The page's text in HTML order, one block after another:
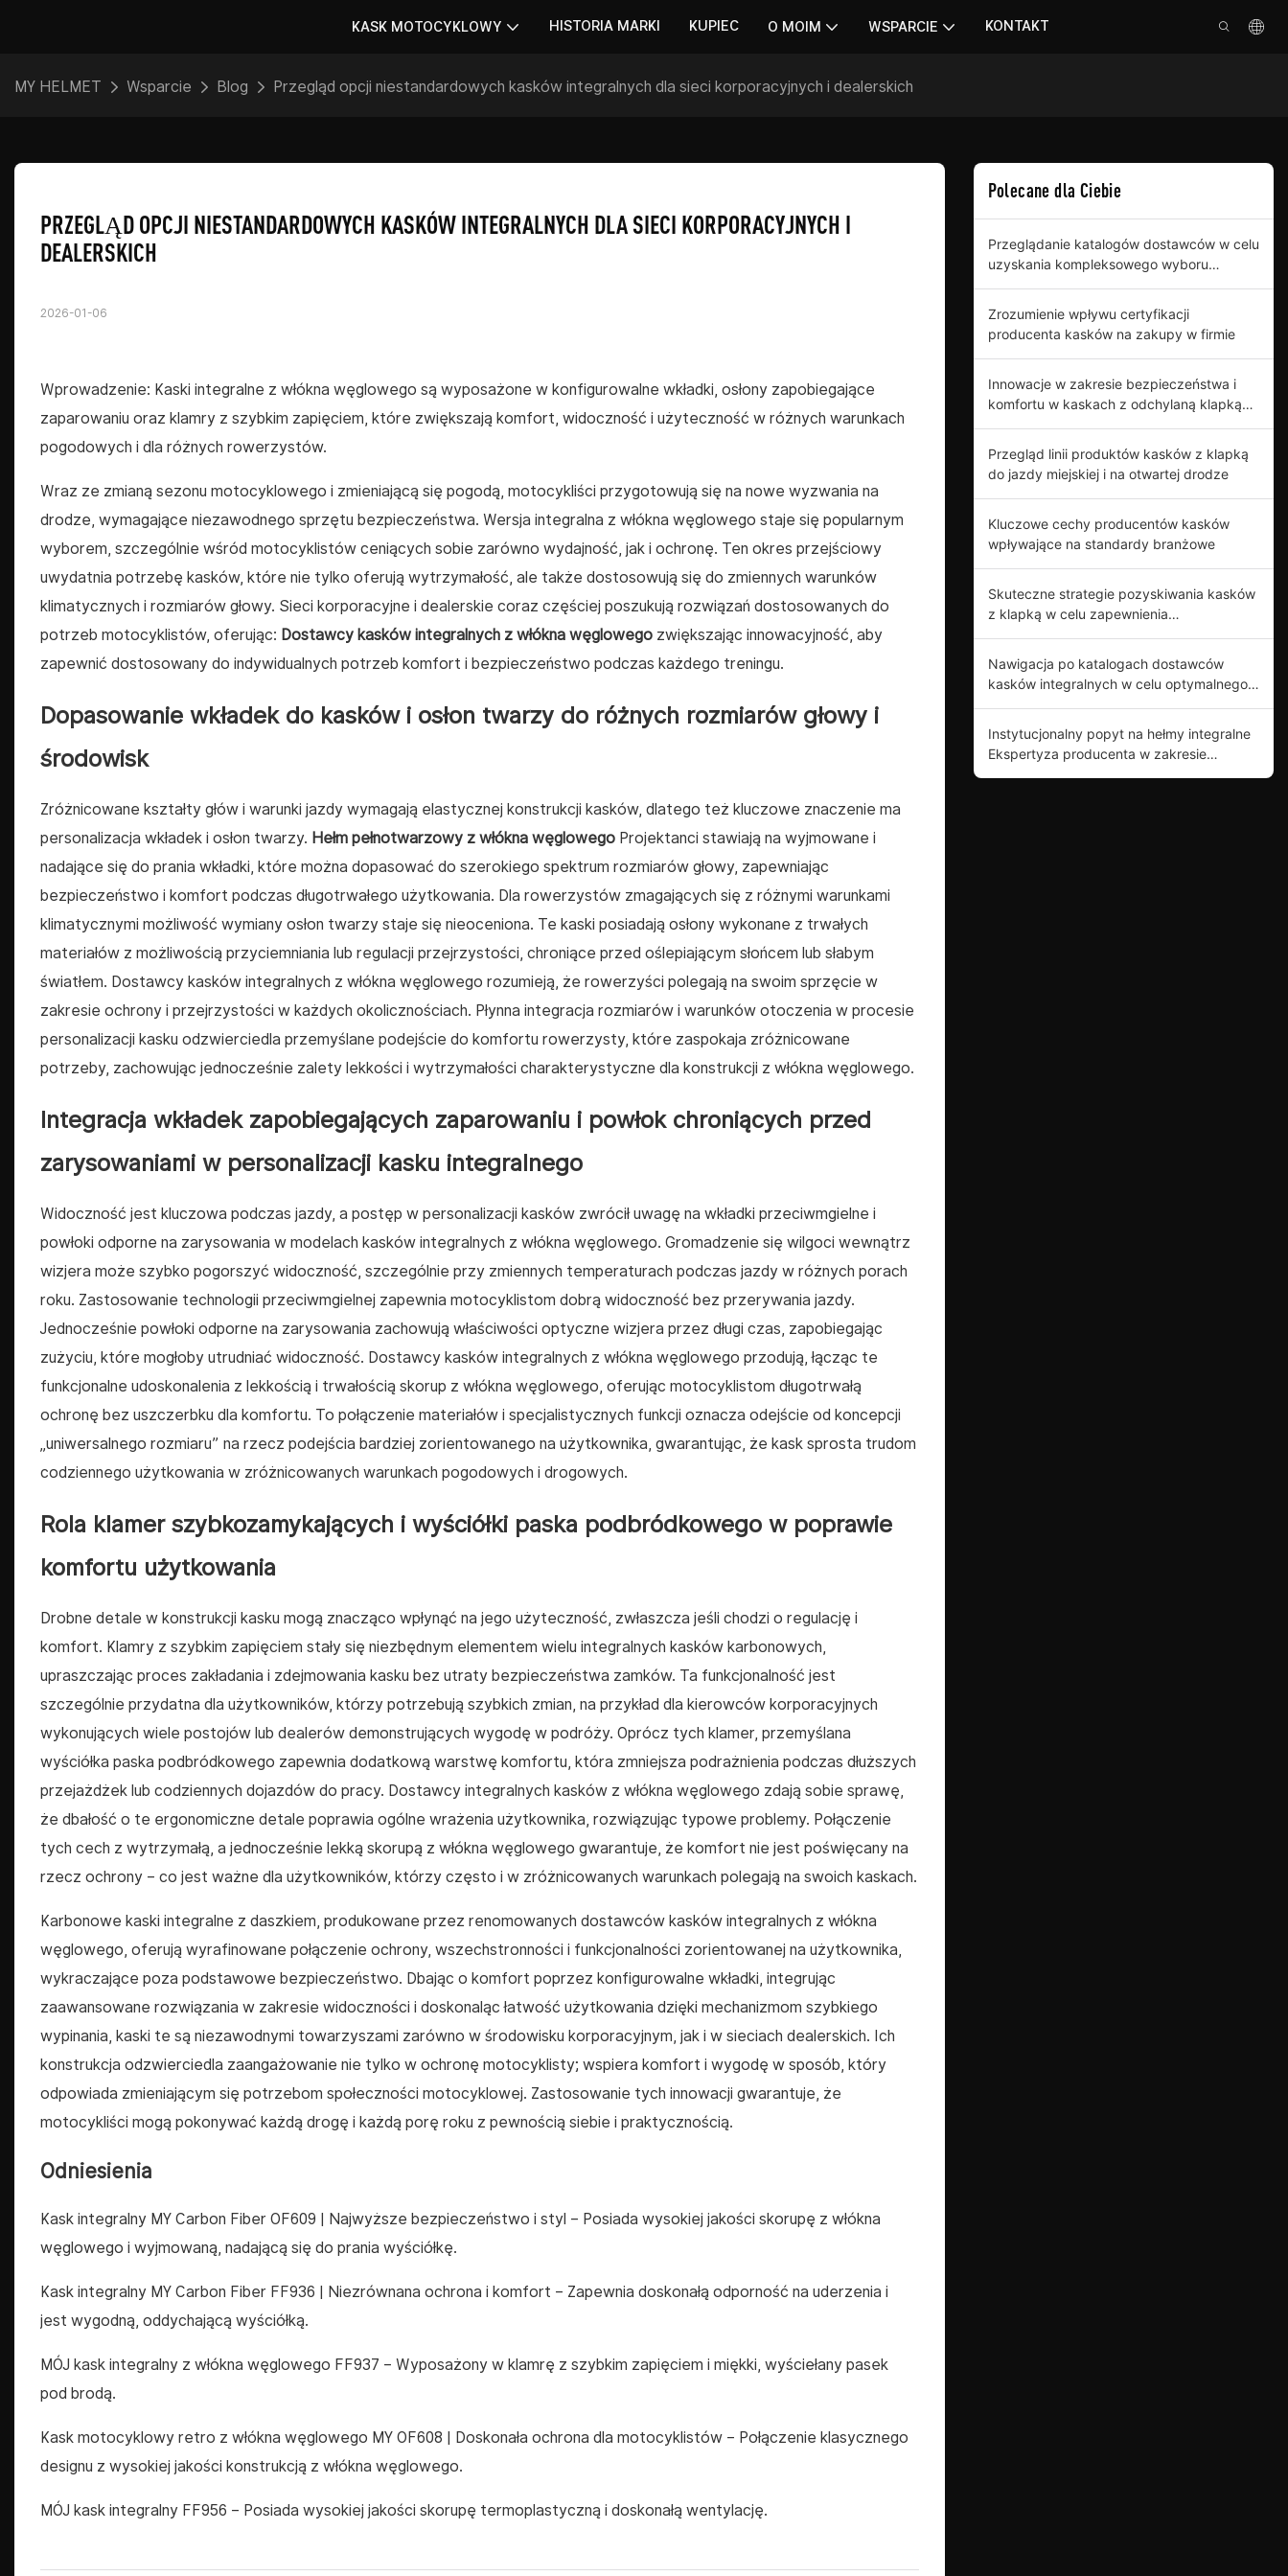
KASK MOTOCYKLOWY HISTORIA MARKI KUPIEC O MOIM WSPARCIE KONTAKT
MY HELMET Wsparcie Blog Przegląd opcji niestandardowych kasków integralnych dla sieci korporacyjnych i dealerskich
PRZEGLĄD OPCJI NIESTANDARDOWYCH KASKÓW INTEGRALNYCH DLA SIECI KORPORACYJNYCH I
DEALERSKICH
2026-01-06
Wprowadzenie: Kaski integralne z włókna węglowego są wyposażone w konfigurowalne wkładki, osłony zapobiegające
zaparowaniu oraz klamry z szybkim zapięciem, które zwiększają komfort, widoczność i użyteczność w różnych warunkach
pogodowych i dla różnych rowerzystów.
Wraz ze zmianą sezonu motocyklowego i zmieniającą się pogodą, motocykliści przygotowują się na nowe wyzwania na
drodze, wymagające niezawodnego sprzętu bezpieczeństwa. Wersja integralna z włókna węglowego staje się popularnym
wyborem, szczególnie wśród motocyklistów ceniących sobie zarówno wydajność, jak i ochronę. Ten okres przejściowy
uwydatnia potrzebę kasków, które nie tylko oferują wytrzymałość, ale także dostosowują się do zmiennych warunków
klimatycznych i rozmiarów głowy. Sieci korporacyjne i dealerskie coraz częściej poszukują rozwiązań dostosowanych do
potrzeb motocyklistów, oferując: Dostawcy kasków integralnych z włókna węglowegozwiększając innowacyjność, aby
zapewnić dostosowany do indywidualnych potrzeb komfort i bezpieczeństwo podczas każdego treningu.
Dopasowanie wkładek do kasków i osłon twarzy do różnych rozmiarów głowy i
środowisk
Zróżnicowane kształty głów i warunki jazdy wymagają elastycznej konstrukcji kasków, dlatego też kluczowe znaczenie ma
personalizacja wkładek i osłon twarzy. Hełm pełnotwarzowy z włókna węglowegoProjektanci stawiają na wyjmowane i
nadające się do prania wkładki, które można dopasować do szerokiego spektrum rozmiarów głowy, zapewniając
bezpieczeństwo i komfort podczas długotrwałego użytkowania. Dla rowerzystów zmagających się z różnymi warunkami
klimatycznymi możliwość wymiany osłon twarzy staje się nieoceniona. Te kaski posiadają osłony wykonane z trwałych
materiałów z możliwością przyciemniania lub regulacji przejrzystości, chroniące przed oślepiającym słońcem lub słabym
światłem. Dostawcy kasków integralnych z włókna węglowego rozumieją, że rowerzyści polegają na swoim sprzęcie w
zakresie ochrony i przejrzystości w każdych okolicznościach. Płynna integracja rozmiarów i warunków otoczenia w procesie
personalizacji kasku odzwierciedla przemyślane podejście do komfortu rowerzysty, które zaspokaja zróżnicowane
potrzeby, zachowując jednocześnie zalety lekkości i wytrzymałości charakterystyczne dla konstrukcji z włókna węglowego.
Integracja wkładek zapobiegających zaparowaniu i powłok chroniących przed
zarysowaniami w personalizacji kasku integralnego
Widoczność jest kluczowa podczas jazdy, a postęp w personalizacji kasków zwrócił uwagę na wkładki przeciwmgielne i
powłoki odporne na zarysowania w modelach kasków integralnych z włókna węglowego. Gromadzenie się wilgoci wewnątrz
wizjera może szybko pogorszyć widoczność, szczególnie przy zmiennych temperaturach podczas jazdy w różnych porach
roku. Zastosowanie technologii przeciwmgielnej zapewnia motocyklistom dobrą widoczność bez przerywania jazdy.
Jednocześnie powłoki odporne na zarysowania zachowują właściwości optyczne wizjera przez długi czas, zapobiegając
zużyciu, które mogłoby utrudniać widoczność. Dostawcy kasków integralnych z włókna węglowego przodują, łącząc te
funkcjonalne udoskonalenia z lekkością i trwałością skorup z włókna węglowego, oferując motocyklistom długotrwałą
ochronę bez uszczerbku dla komfortu. To połączenie materiałów i specjalistycznych funkcji oznacza odejście od koncepcji
„uniwersalnego rozmiaru” na rzecz podejścia bardziej zorientowanego na użytkownika, gwarantując, że kask sprosta trudom
codziennego użytkowania w zróżnicowanych warunkach pogodowych i drogowych.
Rola klamer szybkozamykających i wyściółki paska podbródkowego w poprawie
komfortu użytkowania
Drobne detale w konstrukcji kasku mogą znacząco wpłynąć na jego użyteczność, zwłaszcza jeśli chodzi o regulację i
komfort. Klamry z szybkim zapięciem stały się niezbędnym elementem wielu integralnych kasków karbonowych,
upraszczając proces zakładania i zdejmowania kasku bez utraty bezpieczeństwa zamków. Ta funkcjonalność jest
szczególnie przydatna dla użytkowników, którzy potrzebują szybkich zmian, na przykład dla kierowców korporacyjnych
wykonujących wiele postojów lub dealerów demonstrujących wygodę w podróży. Oprócz tych klamer, przemyślana
wyściółka paska podbródkowego zapewnia dodatkową warstwę komfortu, która zmniejsza podrażnienia podczas dłuższych
przejażdżek lub codziennych dojazdów do pracy. Dostawcy integralnych kasków z włókna węglowego zdają sobie sprawę,
że dbałość o te ergonomiczne detale poprawia ogólne wrażenia użytkownika, rozwiązując typowe problemy. Połączenie
tych cech z wytrzymałą, a jednocześnie lekką skorupą z włókna węglowego gwarantuje, że komfort nie jest poświęcany na
rzecz ochrony – co jest ważne dla użytkowników, którzy często i w zróżnicowanych warunkach polegają na swoich kaskach.
Karbonowe kaski integralne z daszkiem, produkowane przez renomowanych dostawców kasków integralnych z włókna
węglowego, oferują wyrafinowane połączenie ochrony, wszechstronności i funkcjonalności zorientowanej na użytkownika,
wykraczające poza podstawowe bezpieczeństwo. Dbając o komfort poprzez konfigurowalne wkładki, integrując
zaawansowane rozwiązania w zakresie widoczności i doskonaląc łatwość użytkowania dzięki mechanizmom szybkiego
wypinania, kaski te są niezawodnymi towarzyszami zarówno w środowisku korporacyjnym, jak i w sieciach dealerskich. Ich
konstrukcja odzwierciedla zaangażowanie nie tylko w ochronę motocyklisty; wspiera komfort i wygodę w sposób, który
odpowiada zmieniającym się potrzebom społeczności motocyklowej. Zastosowanie tych innowacji gwarantuje, że
motocykliści mogą pokonywać każdą drogę i każdą porę roku z pewnością siebie i praktycznością.
Odniesienia
Kask integralny MY Carbon Fiber OF609 | Najwyższe bezpieczeństwo i styl – Posiada wysokiej jakości skorupę z włókna
węglowego i wyjmowaną, nadającą się do prania wyściółkę.
Kask integralny MY Carbon Fiber FF936 | Niezrównana ochrona i komfort – Zapewnia doskonałą odporność na uderzenia i
jest wygodną, ​​oddychającą wyściółką.
MÓJ kask integralny z włókna węglowego FF937 – Wyposażony w klamrę z szybkim zapięciem i miękki, wyściełany pasek
pod brodą.
Kask motocyklowy retro z włókna węglowego MY OF608 | Doskonała ochrona dla motocyklistów– Połączenie klasycznego
designu z wysokiej jakości konstrukcją z włókna węglowego.
MÓJ kask integralny FF956 – Posiada wysokiej jakości skorupę termoplastyczną i doskonałą wentylację.
Polecane dla Ciebie
Przeglądanie katalogów dostawców w celu
uzyskania kompleksowego wyboru
Zrozumienie wpływu certyfikacji
producenta kasków na zakupy w firmie
Innowacje w zakresie bezpieczeństwa i
komfortu w kaskach z odchylaną klapką
Przegląd linii produktów kasków z klapką
do jazdy miejskiej i na otwartej drodze
Kluczowe cechy producentów kasków
wpływające na standardy branżowe
Skuteczne strategie pozyskiwania kasków
z klapką w celu zapewnienia
Nawigacja po katalogach dostawców
kasków integralnych w celu optymalnego
Instytucjonalny popyt na hełmy integralne
Ekspertyza producenta w zakresie